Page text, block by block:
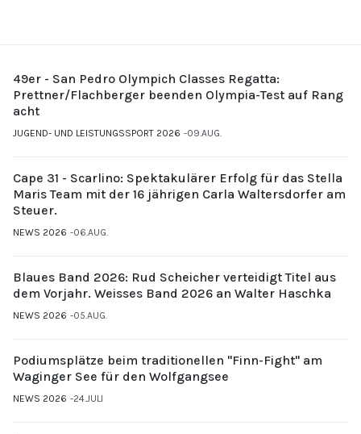
49er - San Pedro Olympich Classes Regatta:
Prettner/Flachberger beenden Olympia-Test auf Rang
acht
JUGEND- UND LEISTUNGSSPORT 2026 09.AUG.
Cape 31 - Scarlino: Spektakulärer Erfolg für das Stella
Maris Team mit der 16 jährigen Carla Waltersdorfer am
Steuer.
NEWS 2026 06.AUG.
Blaues Band 2026: Rud Scheicher verteidigt Titel aus
dem Vorjahr. Weisses Band 2026 an Walter Haschka
NEWS 2026 05.AUG.
Podiumsplätze beim traditionellen "Finn-Fight" am
Waginger See für den Wolfgangsee
NEWS 2026 24.JULI